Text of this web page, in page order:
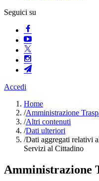
Seguici su
Accedi
Home
/Amministrazione
/Altri contenuti
/Dati ulteriori
/Dati aggregati relativi
Servizi al Cittadino
Amministrazione